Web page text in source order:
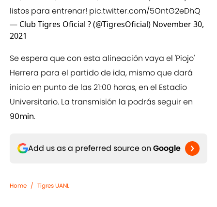
listos para entrenar! pic.twitter.com/5OntG2eDhQ
— Club Tigres Oficial ? (@TigresOficial) November 30,
2021
Se espera que con esta alineación vaya el 'Piojo'
Herrera para el partido de ida, mismo que dará
inicio en punto de las 21:00 horas, en el Estadio
Universitario. La transmisión la podrás seguir en
90min.
Add us as a preferred source on Google
Home / Tigres UANL